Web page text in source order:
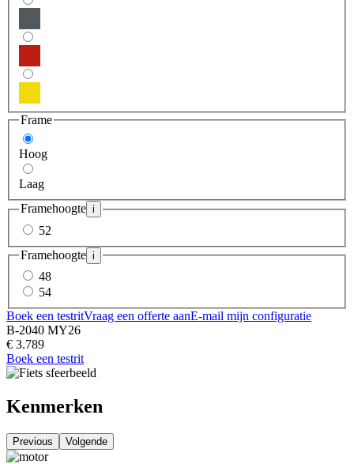
Frame
Hoog
Laag
Framehoogte i
52
Framehoogte i
48
54
Boek een testritVraag een offerte aanE-mail mijn configuratie
B-2040 MY26
€ 3.789
Boek een testrit
Kenmerken
Previous Volgende